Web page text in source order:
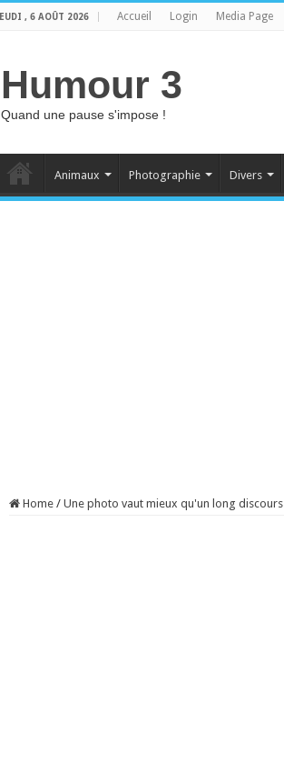
JEUDI , 6 AOÛT 2026 Accueil Login Media Page
Humour 3
Quand une pause s'impose !
Animaux Photographie Divers
Home / Une photo vaut mieux qu'un long discours